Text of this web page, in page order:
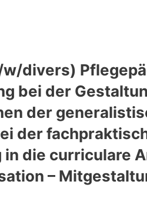
divers)
bei der
der
der
die curriculare
–